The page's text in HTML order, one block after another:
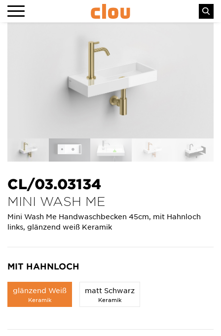
CL/03.03134
MINI WASH ME
Mini Wash Me Handwaschbecken 45cm, mit Hahnloch
links, glänzend weiß Keramik
MIT HAHNLOCH
glänzend Weiß
Keramik
matt Schwarz
Keramik